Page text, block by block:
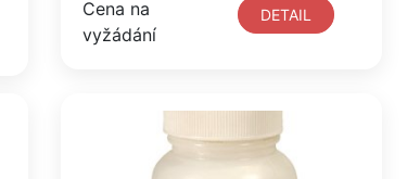
Cena na
vyžádání
DETAIL